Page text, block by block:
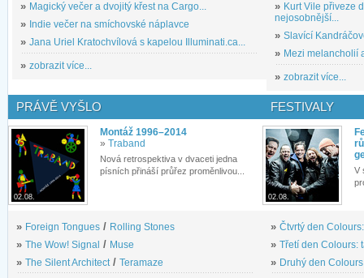
» Magický večer a dvojitý křest na Cargo...
» Indie večer na smíchovské náplavce
» Jana Uriel Kratochvílová s kapelou Illuminati.ca...
» zobrazit více...
» Kurt Vile přiveze
nejosobnější...
» Slavící
» Mezi melancholií
» zobrazit více...
PRÁVĚ VYŠLO
02.08.
Montáž 1996–2014
» Traband
Nová retrospektiva v dvaceti jedna
písních přináší průřez proměnlivou...
» Foreign Tongues / Rolling Stones
» The Wow! Signal / Muse
» The Silent Architect / Teramaze
FESTIVALY
02.08.
V
» Čtvrtý den
» Třetí den Colours:
» Druhý den